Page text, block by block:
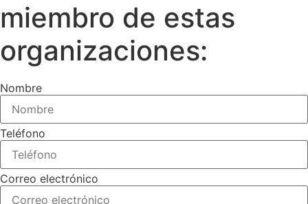
miembro de estas
organizaciones:
Nombre
Teléfono
Correo electrónico